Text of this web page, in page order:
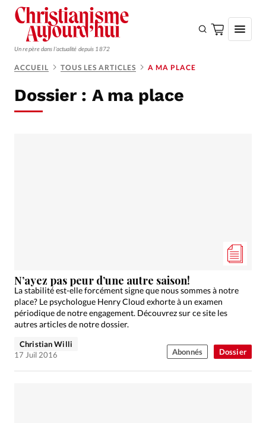
Un repère dans l'actualité depuis 1872
Monde
Devise:CHF
RUBRIQUES
Tous les articles
Actualité chrétienne
Actualité internationale
Chronique
Culture
Dossier
Génération réveil
Monde
ACCUEIL TOUS LES ARTICLES A MA PLACE
Dossier : A ma place
Dossier
N’ayez pas peur d’une autre saison!
La stabilité est-elle forcément signe que nous sommes à notre
place? Le psychologue Henry Cloud exhorte à un examen
périodique de notre engagement. Découvrez sur ce site les
autres articles de notre dossier.
Christian Willi
17 Juil 2016
Abonnés